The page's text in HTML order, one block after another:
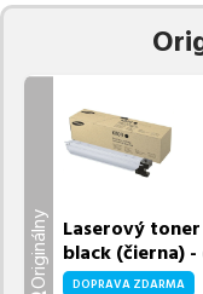
Vieme, že pri nákupe
pravidelne
dispozícii na odoslanie.
ponuke 5 ks tonerov.
Ak si pri výbere nie ste
najvhodnejšie, alebo
nás kedykoľvek obrátiť
sme vám pomohli
Originálny Laserový toner
black (čierna)
DOPRAVA ZDARMA